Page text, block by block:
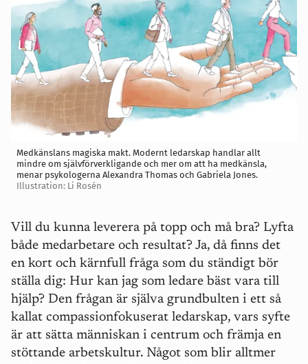
Medkänslans magiska makt. Modernt ledarskap handlar allt
mindre om självförverkligande och mer om att ha medkänsla,
menar psykologerna Alexandra Thomas och Gabriela Jones.
Illustration: Li Rosén
Vill du kunna leverera på topp och må bra? Lyfta
både medarbetare och resultat? Ja, då finns det
en kort och kärnfull fråga som du ständigt bör
ställa dig: Hur kan jag som ledare bäst vara till
hjälp? Den frågan är själva grundbulten i ett så
kallat compassionfokuserat ledarskap, vars syfte
är att sätta människan i centrum och främja en
stöttande arbetskultur. Något som blir alltmer